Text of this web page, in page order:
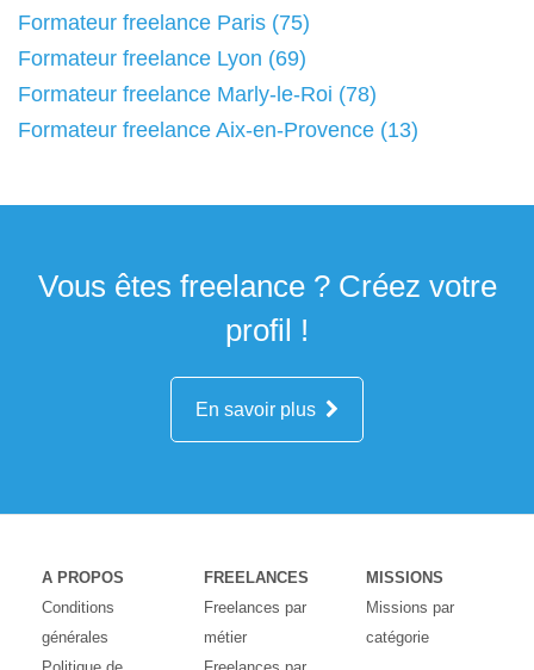
Formateur freelance Paris (75)
Formateur freelance Lyon (69)
Formateur freelance Marly-le-Roi (78)
Formateur freelance Aix-en-Provence (13)
Vous êtes freelance ? Créez votre
profil !
En savoir plus
A PROPOS
Conditions
générales
FREELANCES
Freelances par
métier
MISSIONS
Missions par
catégorie